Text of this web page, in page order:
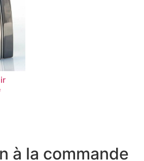
à la commande